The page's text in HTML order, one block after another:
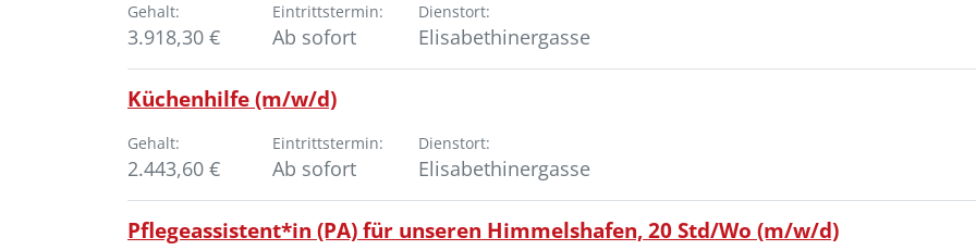
Gehalt:
3.918,30 €
Eintrittstermin:
Ab sofort
Dienstort:
Elisabethinergasse
Küchenhilfe (m/w/d)
Gehalt:
2.443,60 €
Eintrittstermin:
Ab sofort
Dienstort:
Elisabethinergasse
Pflegeassistent*in (PA) für unseren Himmelshafen, 20 Std/Wo (m/w/d)